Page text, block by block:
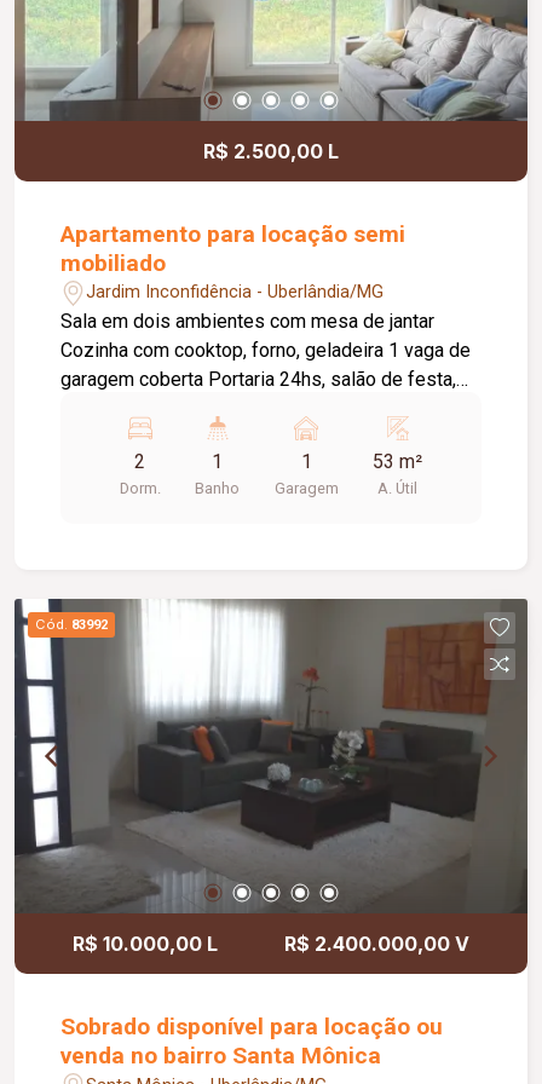
R$ 2.500,00 L
Apartamento para locação semi
mobiliado
Jardim Inconfidência - Uberlândia/MG
Sala em dois ambientes com mesa de jantar
Cozinha com cooktop, forno, geladeira 1 vaga de
garagem coberta Portaria 24hs, salão de festa,
2
Dorm.
1
Banho
1
Garagem
53 m²
A. Útil
Cód. 83992
R$ 10.000,00 L R$ 2.400.000,00 V
Sobrado disponível para locação ou
venda no bairro Santa Mônica